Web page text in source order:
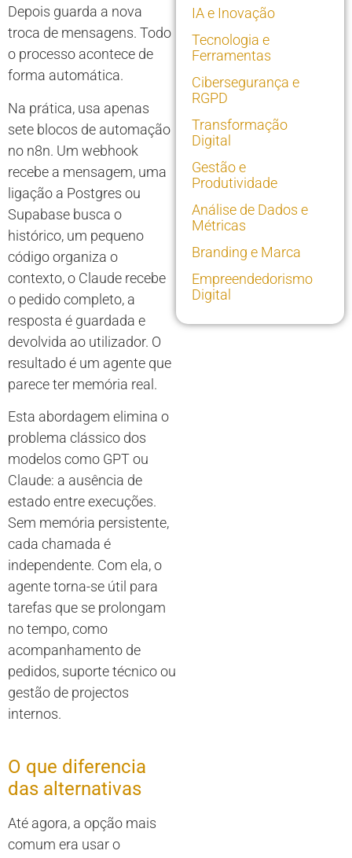
Depois guarda a nova
troca de mensagens. Todo
o processo acontece de
forma automática.
Na prática, usa apenas
sete blocos de automação
no n8n. Um webhook
recebe a mensagem, uma
ligação a Postgres ou
Supabase busca o
histórico, um pequeno
código organiza o
contexto, o Claude recebe
o pedido completo, a
resposta é guardada e
devolvida ao utilizador. O
resultado é um agente que
parece ter memória real.
Esta abordagem elimina o
problema clássico dos
modelos como GPT ou
Claude: a ausência de
estado entre execuções.
Sem memória persistente,
cada chamada é
independente. Com ela, o
agente torna-se útil para
tarefas que se prolongam
no tempo, como
acompanhamento de
pedidos, suporte técnico ou
gestão de projectos
internos.
O que diferencia
das alternativas
Até agora, a opção mais
comum era usar o
IA e Inovação
Tecnologia e
Ferramentas
Cibersegurança e
RGPD
Transformação
Digital
Gestão e
Produtividade
Análise de Dados e
Métricas
Branding e Marca
Empreendedorismo
Digital